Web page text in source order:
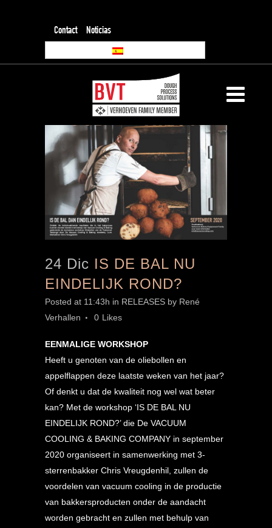
Contact Noticias
24 Dic IS DE BAL NU
EINDELIJK ROND?
Posted at 11:43h in RELEASES by René
Verhallen
0 Likes
EENMALIGE WORKSHOP
Heeft u genoten van de oliebollen en
appelflappen deze laatste weken van het jaar?
Of denkt u dat de kwaliteit nog wel wat beter
kan? Met de workshop ‘IS DE BAL NU
EINDELIJK ROND?’ die De VACUUM
COOLING & BAKING COMPANY in september
2020 organiseert in samenwerking met 3-
sterrenbakker Chris Vreugdenhil, zullen de
voordelen van vacuum cooling in de productie
van bakkersproducten onder de aandacht
worden gebracht en zullen met behulp van